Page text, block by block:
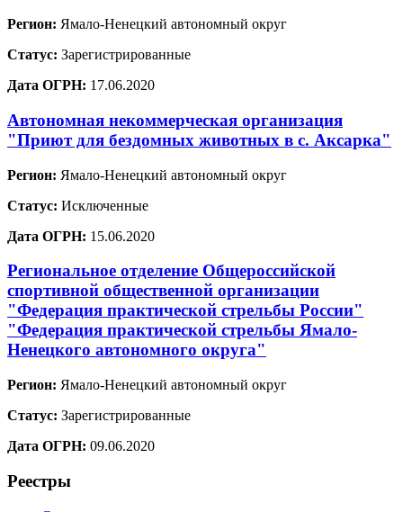
Регион: Ямало-Ненецкий автономный округ
Статус: Зарегистрированные
Дата ОГРН: 17.06.2020
Автономная некоммерческая организация
"Приют для бездомных животных в с. Аксарка"
Регион: Ямало-Ненецкий автономный округ
Статус: Исключенные
Дата ОГРН: 15.06.2020
Региональное отделение Общероссийской
спортивной общественной организации
"Федерация практической стрельбы России"
"Федерация практической стрельбы Ямало-
Ненецкого автономного округа"
Регион: Ямало-Ненецкий автономный округ
Статус: Зарегистрированные
Дата ОГРН: 09.06.2020
Реестры